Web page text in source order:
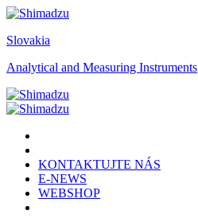
Slovakia
Analytical and Measuring Instruments
KONTAKTUJTE NÁS
E-NEWS
WEBSHOP